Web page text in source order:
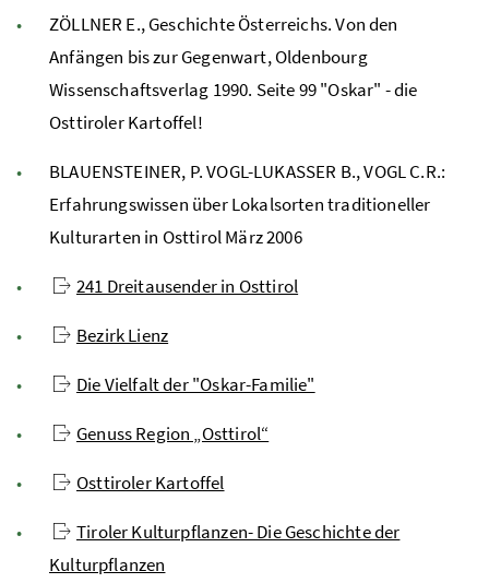
ZÖLLNER E., Geschichte Österreichs. Von den
Anfängen bis zur Gegenwart, Oldenbourg
Wissenschaftsverlag 1990. Seite 99 "Oskar" - die
Osttiroler Kartoffel!
BLAUENSTEINER, P. VOGL-LUKASSER B., VOGL C.R.:
Erfahrungswissen über Lokalsorten traditioneller
Kulturarten in Osttirol März 2006
241 Dreitausender in Osttirol
Bezirk Lienz
Die Vielfalt der "Oskar-Familie"
Genuss Region „Osttirol“
Osttiroler Kartoffel
Tiroler Kulturpflanzen- Die Geschichte der
Kulturpflanzen